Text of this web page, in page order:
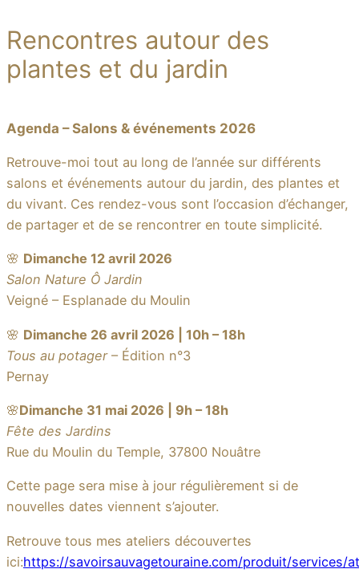
Rencontres autour des
plantes et du jardin
Agenda – Salons & événements 2026
Retrouve-moi tout au long de l’année sur différents
salons et événements autour du jardin, des plantes et
du vivant. Ces rendez-vous sont l’occasion d’échanger,
de partager et de se rencontrer en toute simplicité.
🌸 Dimanche 12 avril 2026
Salon Nature Ô Jardin
Veigné – Esplanade du Moulin
🌸 Dimanche 26 avril 2026 | 10h – 18h
Tous au potager– Édition n°3
Pernay
🌸Dimanche 31 mai 2026 | 9h – 18h
Fête des Jardins
Rue du Moulin du Temple, 37800 Nouâtre
Cette page sera mise à jour régulièrement si de
nouvelles dates viennent s’ajouter.
Retrouve tous mes ateliers découvertes
ici:https://savoirsauvagetouraine.com/produit/services/